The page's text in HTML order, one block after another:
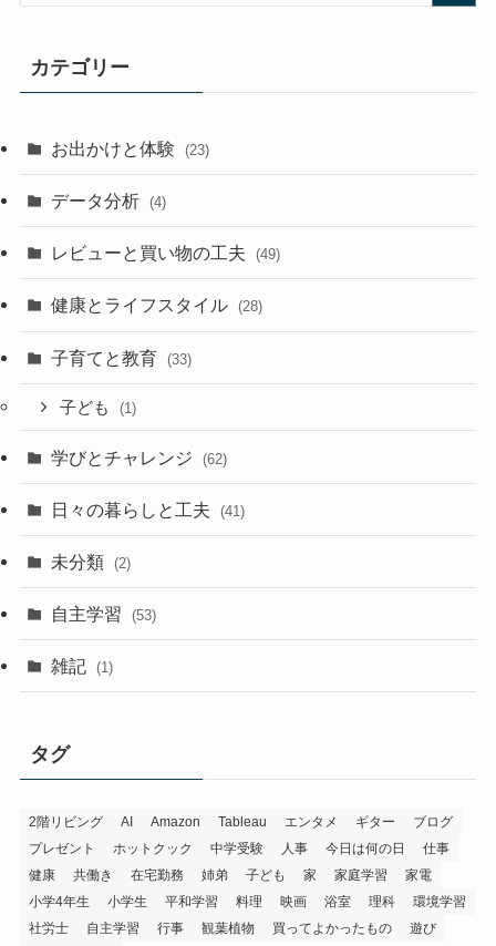
カテゴリー
お出かけと体験 (23)
データ分析 (4)
レビューと買い物の工夫 (49)
健康とライフスタイル (28)
子育てと教育 (33)
子ども (1)
学びとチャレンジ (62)
日々の暮らしと工夫 (41)
未分類 (2)
自主学習 (53)
雑記 (1)
タグ
2階リビング AI Amazon Tableau エンタメ ギター
ブログ
プレゼント
ホットクック 中学受験 人事 今日は何の日
仕事
健康
共働き 在宅勤務 姉弟 子ども 家 家庭学習
家電
小学4年生
小学生 平和学習 料理 映画 浴室 理科
環境学習
社労士
自主学習 行事 観葉植物 買ってよかったもの
遊び